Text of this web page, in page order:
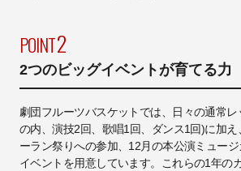
POINT2
2つのビッグイベントが育てる⼒
劇団フルーツバスケットでは、⽇々の通常レ
の内、演技2回、歌唱1回、ダンス1回)に加え
ーラン祭りへの参加、12⽉の本公演ミュー
イベントを⽤意しています。これらの1年の